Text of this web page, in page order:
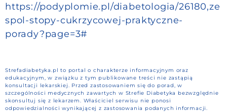
https://podyplomie.pl/diabetologia/26180,ze
spol-stopy-cukrzycowej-praktyczne-
porady?page=3#
Strefadiabetyka.pl to portal o charakterze informacyjnym oraz
edukacyjnym, w związku z tym publikowane treści nie zastąpią
konsultacji lekarskiej. Przed zastosowaniem się do porad, w
szczególności medycznych zawartych w Strefie Diabetyka bezwzględnie
skonsultuj się z lekarzem. Właściciel serwisu nie ponosi
odpowiedzialności wynikającej z zastosowania podanych informacji.